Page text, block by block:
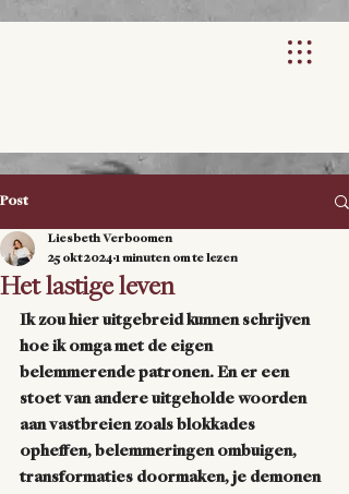
Post
Het lastige leven
Liesbeth Verboomen
25 okt 2024 1 minuten om te lezen
Ik zou hier uitgebreid kunnen schrijven
hoe ik omga met de eigen
belemmerende patronen. En er een
stoet van andere uitgeholde woorden
aan vastbreien zoals blokkades
opheffen, belemmeringen ombuigen,
transformaties doormaken, je demonen